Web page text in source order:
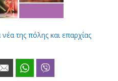
της πόλης και επαρχίας
Email WhatsApp